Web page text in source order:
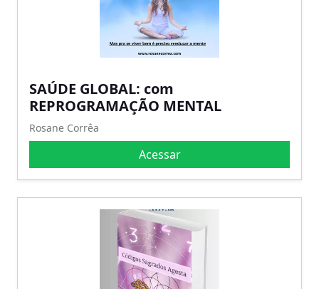
SAÚDE GLOBAL: com
REPROGRAMAÇÃO MENTAL
Rosane Corrêa
Acessar